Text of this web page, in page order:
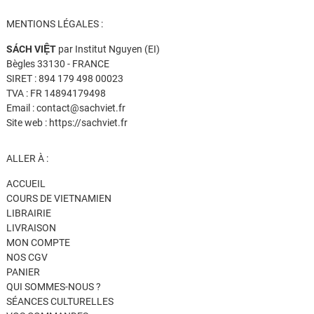
MENTIONS LÉGALES :
SÁCH VIỆTpar Institut Nguyen (EI)
Bègles 33130 - FRANCE
SIRET : 894 179 498 00023
TVA : FR 14894179498
Email : contact@sachviet.fr
Site web : https://sachviet.fr
ALLER À :
ACCUEIL
COURS DE VIETNAMIEN
LIBRAIRIE
LIVRAISON
MON COMPTE
NOS CGV
PANIER
QUI SOMMES-NOUS ?
SÉANCES CULTURELLES